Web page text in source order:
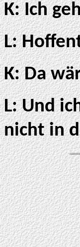
K: Ich
L:
K: Da
L: Und
nicht in